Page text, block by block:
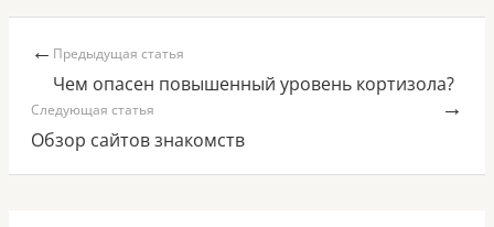
← Предыдущая статья
Чем опасен повышенный уровень кортизола?
Следующая статья
Обзор сайтов знакомств
→